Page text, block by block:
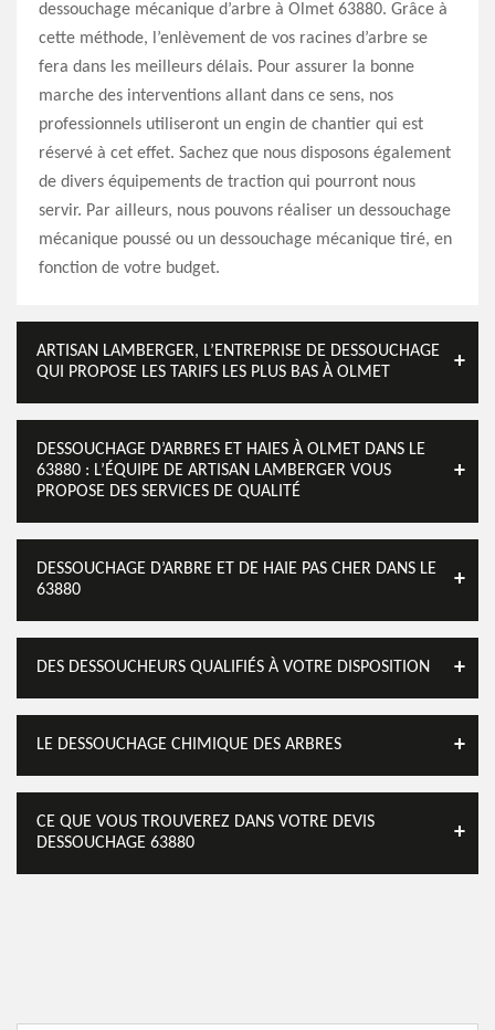
dessouchage mécanique d’arbre à Olmet 63880. Grâce à
cette méthode, l’enlèvement de vos racines d’arbre se
fera dans les meilleurs délais. Pour assurer la bonne
marche des interventions allant dans ce sens, nos
professionnels utiliseront un engin de chantier qui est
réservé à cet effet. Sachez que nous disposons également
de divers équipements de traction qui pourront nous
servir. Par ailleurs, nous pouvons réaliser un dessouchage
mécanique poussé ou un dessouchage mécanique tiré, en
fonction de votre budget.
ARTISAN LAMBERGER, L’ENTREPRISE DE DESSOUCHAGE
QUI PROPOSE LES TARIFS LES PLUS BAS À OLMET
DESSOUCHAGE D’ARBRES ET HAIES À OLMET DANS LE
63880 : L’ÉQUIPE DE ARTISAN LAMBERGER VOUS
PROPOSE DES SERVICES DE QUALITÉ
DESSOUCHAGE D’ARBRE ET DE HAIE PAS CHER DANS LE
63880
DES DESSOUCHEURS QUALIFIÉS À VOTRE DISPOSITION
LE DESSOUCHAGE CHIMIQUE DES ARBRES
CE QUE VOUS TROUVEREZ DANS VOTRE DEVIS
DESSOUCHAGE 63880